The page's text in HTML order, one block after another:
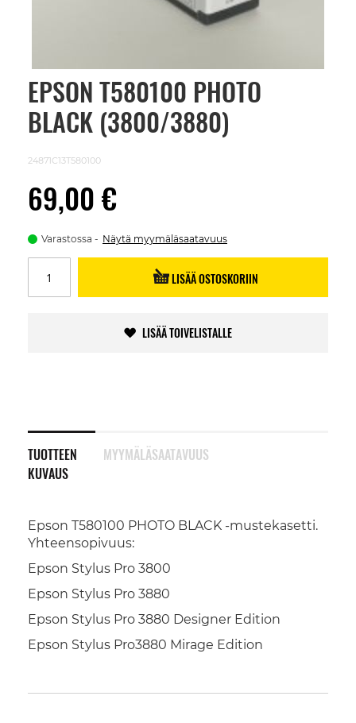
EPSON T580100 PHOTO
BLACK (3800/3880)
24871C13T580100
69,00 €
Varastossa Näytä myymäläsaatavuus
LISÄÄ OSTOSKORIIN
LISÄÄ TOIVELISTALLE
TUOTTEEN
KUVAUS
Epson T580100 PHOTO BLACK -mustekasetti.
Yhteensopivuus:
Epson Stylus Pro 3800
Epson Stylus Pro 3880
Epson Stylus Pro 3880 Designer Edition
Epson Stylus Pro3880 Mirage Edition
MYYMÄLÄSAATAVUUS
Skip
beginning
images